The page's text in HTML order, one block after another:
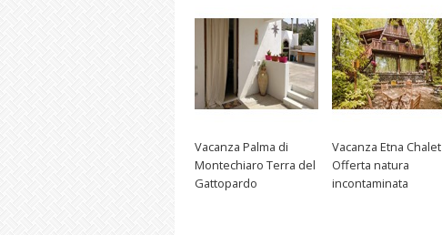
Vacanza Palma di
Montechiaro Terra del
Gattopardo
Vacanza Etna Chalet
Offerta natura
incontaminata